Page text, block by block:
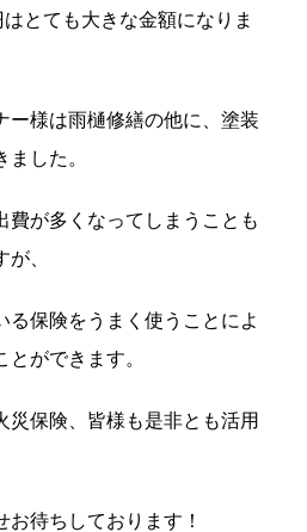
とても大きな金額になりま
ー様は雨樋修繕の他に、塗装
した。
費が多くなってしまうことも
、
る保険をうまく使うことによ
ができます。
災保険、皆様も是非とも活用
待ちしております！